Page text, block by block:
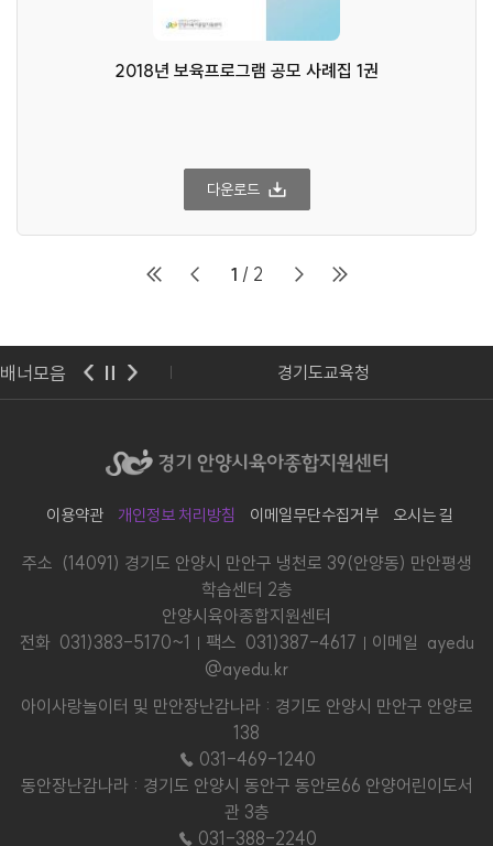
2018년 보육프로그램 공모 사례집 1권
다운로드
1 / 2
배너모음
육부 경기도교육청
이용약관 개인정보 처리방침 이메일무단수집거부 오시는 길
주소 (14091) 경기도 안양시 만안구 냉천로 39(안양동) 만안평생
학습센터 2층
안양시육아종합지원센터
전화 031)383-5170~1 팩스 031)387-4617
이메일 ayedu
@ayedu.kr
아이사랑놀이터 및 만안장난감나라 : 경기도 안양시 만안구 안양로
138
☎ 031-469-1240
동안장난감나라 : 경기도 안양시 동안구 동안로66 안양어린이도서
관 3층
☎ 031-388-2240